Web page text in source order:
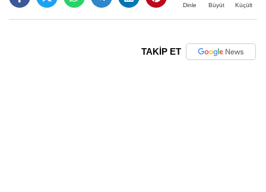
Dinle Büyüt Küçült
TAKİP ET